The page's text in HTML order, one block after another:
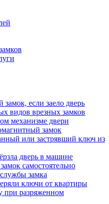
если заело дверь
видов врезных замков
механизме двери
замок
или застрявший ключ из
дверь в машине
самостоятельно
замка
ключи от квартиры
при разряженном